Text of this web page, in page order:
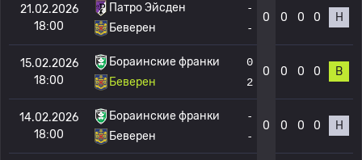
21.02.2026
18:00
Патро Эйсден
Беверен
-
-
0 0 0 0 Н
15.02.2026
18:00
Бораинские франки
Беверен
0
2
0 0 0 0 В
14.02.2026
18:00
Бораинские франки
Беверен
-
-
0 0 0 0 Н